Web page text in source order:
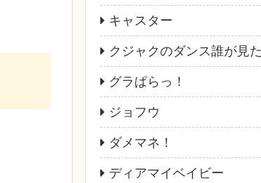
キャスター
クジャクのダンス誰が見
グラぱらっ！
ジョフウ
ダメマネ！
ディアマイベイビー